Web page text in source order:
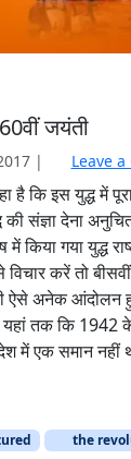
जयंती
| Leave
है कि इस युद्ध में
संज्ञा देना
किया गया युद्ध
करें तो
ऐसे अनेक आंदोलन
तक कि 1942
में एक समान नहीं
the